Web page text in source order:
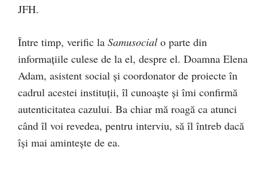
JFH.
Între timp, verific la Samusocial o parte din
informațiile culese de la el, despre el. Doamna Elena
Adam, asistent social și coordonator de proiecte în
cadrul acestei instituții, îl cunoaște și îmi confirmă
autenticitatea cazului. Ba chiar mă roagă ca atunci
când îl voi revedea, pentru interviu, să îl întreb dacă
își mai amintește de ea.